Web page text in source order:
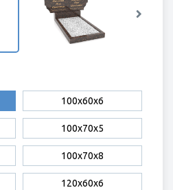
100х60х6
100х70х5
100х70х8
120х60х6